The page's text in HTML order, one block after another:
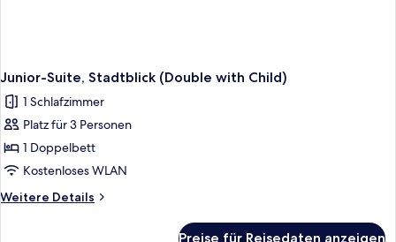
Junior-Suite, Stadtblick (Double with Child)
1 Schlafzimmer
Platz für 3 Personen
1 Doppelbett
Kostenloses WLAN
Weitere Details
Weitere
Preise für Reisedaten anzeigen